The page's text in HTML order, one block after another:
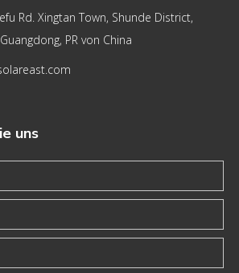
Rd. Xingtan Town, Shunde District,
PR von China
uns